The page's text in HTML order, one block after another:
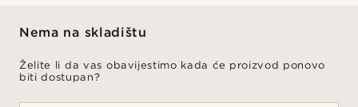
Nema na skladištu
Želite li da vas obavijestimo kada će proizvod ponovo
biti dostupan?